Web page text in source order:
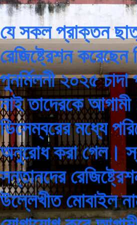
যে সকল প্রাক্তন
রেজিষ্ট্রেশন
পুনর্মিলনী ২০২৫
নাই তাদেরকে
ডিসেম্বরের মধ্যে
অনুরোধ করা গেল।
সন্তানদের
উল্লেখীত মোবাইল